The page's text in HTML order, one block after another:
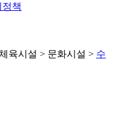
책
육시설 > 문화시설 > 수